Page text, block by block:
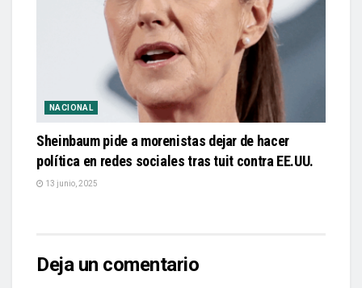
NACIONAL
Sheinbaum pide a morenistas dejar de hacer
política en redes sociales tras tuit contra EE.UU.
13 junio, 2025
Deja un comentario